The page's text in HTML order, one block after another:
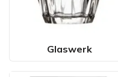
Glaswerk